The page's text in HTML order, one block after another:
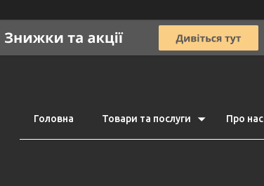
Головна Товари та послуги Про нас